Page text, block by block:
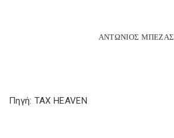
ΑΝΤΩΝΙΟΣ ΜΠΕΖΑΣ
Πηγή: TAX HEAVEN